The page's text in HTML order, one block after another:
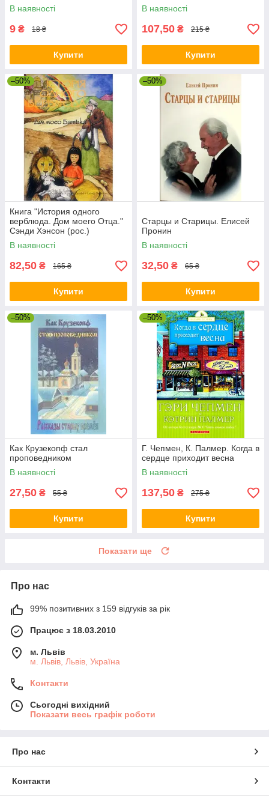
В наявності
9 ₴ 18 ₴
Купити
В наявності
107,50 ₴ 215 ₴
Купити
–50%
Книга "История одного
верблюда. Дом моего Отца."
Сэнди Хэнсон (рос.)
В наявності
82,50 ₴ 165 ₴
Купити
–50%
Старцы и Старицы. Елисей
Пронин
В наявності
32,50 ₴ 65 ₴
Купити
–50%
Как Крузекопф стал
проповедником
В наявності
27,50 ₴ 55 ₴
Купити
–50%
Г. Чепмен, К. Палмер. Когда в
сердце приходит весна
В наявності
137,50 ₴ 275 ₴
Купити
Показати ще
Про нас
99% позитивних з 159 відгуків за рік
Працює з 18.03.2010
м. Львів
м. Львів, Львів, Україна
Контакти
Сьогодні вихідний
Показати весь графік роботи
Про нас
Контакти